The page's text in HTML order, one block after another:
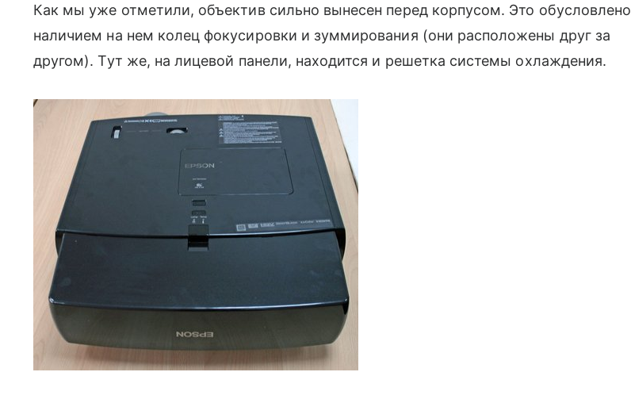
Как мы уже отметили, объектив сильно вынесен перед корпусом. Это обусловлено
наличием на нем колец фокусировки и зуммирования (они расположены друг за
другом). Тут же, на лицевой панели, находится и решетка системы охлаждения.